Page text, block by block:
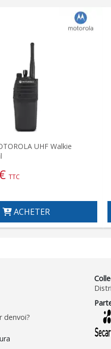
UHF Walkie
TTC
ACHETER